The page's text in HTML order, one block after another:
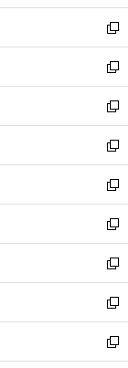
ウ
で
開
く
ン
ド
ウ
で
開
く
新
し
い
ウ
ィ
ン
ド
ウ
で
開
く
新
し
い
ウ
ィ
ン
ド
ウ
で
開
く
新
し
い
ウ
ィ
ン
ド
ウ
で
開
く
新
し
い
ウ
ィ
ン
ド
ウ
で
開
く
新
し
い
ウ
ィ
ン
ド
ウ
で
開
新
し
い
ウ
ィ
ン
ド
ウ
新
し
い
ウ
ィ
ン
新
し
い
ウ
新
し